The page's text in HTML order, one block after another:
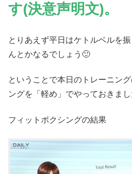
す(決意声明文)。
とりあえず平日はケトルベルを
んとかなるでしょう🙂
ということで本日のトレーニン
ングを「軽め」でやっておきま
フィットボクシングの結果